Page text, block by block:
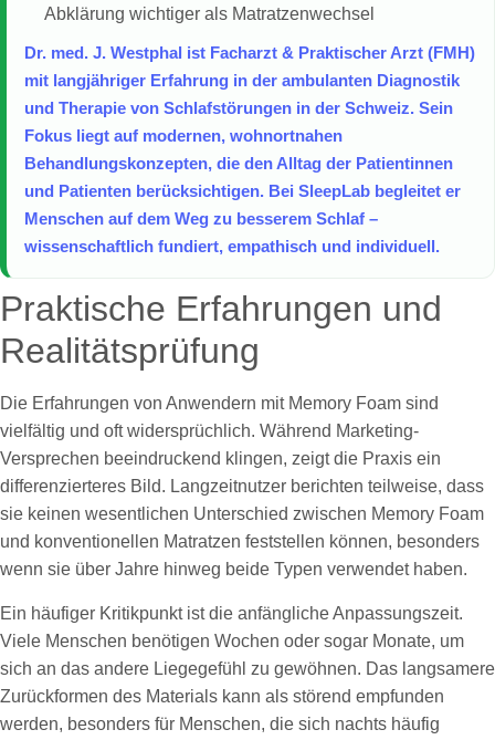
Abklärung wichtiger als Matratzenwechsel
Dr. med. J. Westphal ist Facharzt & Praktischer Arzt (FMH)
mit langjähriger Erfahrung in der ambulanten Diagnostik
und Therapie von Schlafstörungen in der Schweiz. Sein
Fokus liegt auf modernen, wohnortnahen
Behandlungskonzepten, die den Alltag der Patientinnen
und Patienten berücksichtigen. Bei SleepLab begleitet er
Menschen auf dem Weg zu besserem Schlaf –
wissenschaftlich fundiert, empathisch und individuell.
Praktische Erfahrungen und
Realitätsprüfung
Die Erfahrungen von Anwendern mit Memory Foam sind
vielfältig und oft widersprüchlich. Während Marketing-
Versprechen beeindruckend klingen, zeigt die Praxis ein
differenzierteres Bild. Langzeitnutzer berichten teilweise, dass
sie keinen wesentlichen Unterschied zwischen Memory Foam
und konventionellen Matratzen feststellen können, besonders
wenn sie über Jahre hinweg beide Typen verwendet haben.
Ein häufiger Kritikpunkt ist die anfängliche Anpassungszeit.
Viele Menschen benötigen Wochen oder sogar Monate, um
sich an das andere Liegegefühl zu gewöhnen. Das langsamere
Zurückformen des Materials kann als störend empfunden
werden, besonders für Menschen, die sich nachts häufig